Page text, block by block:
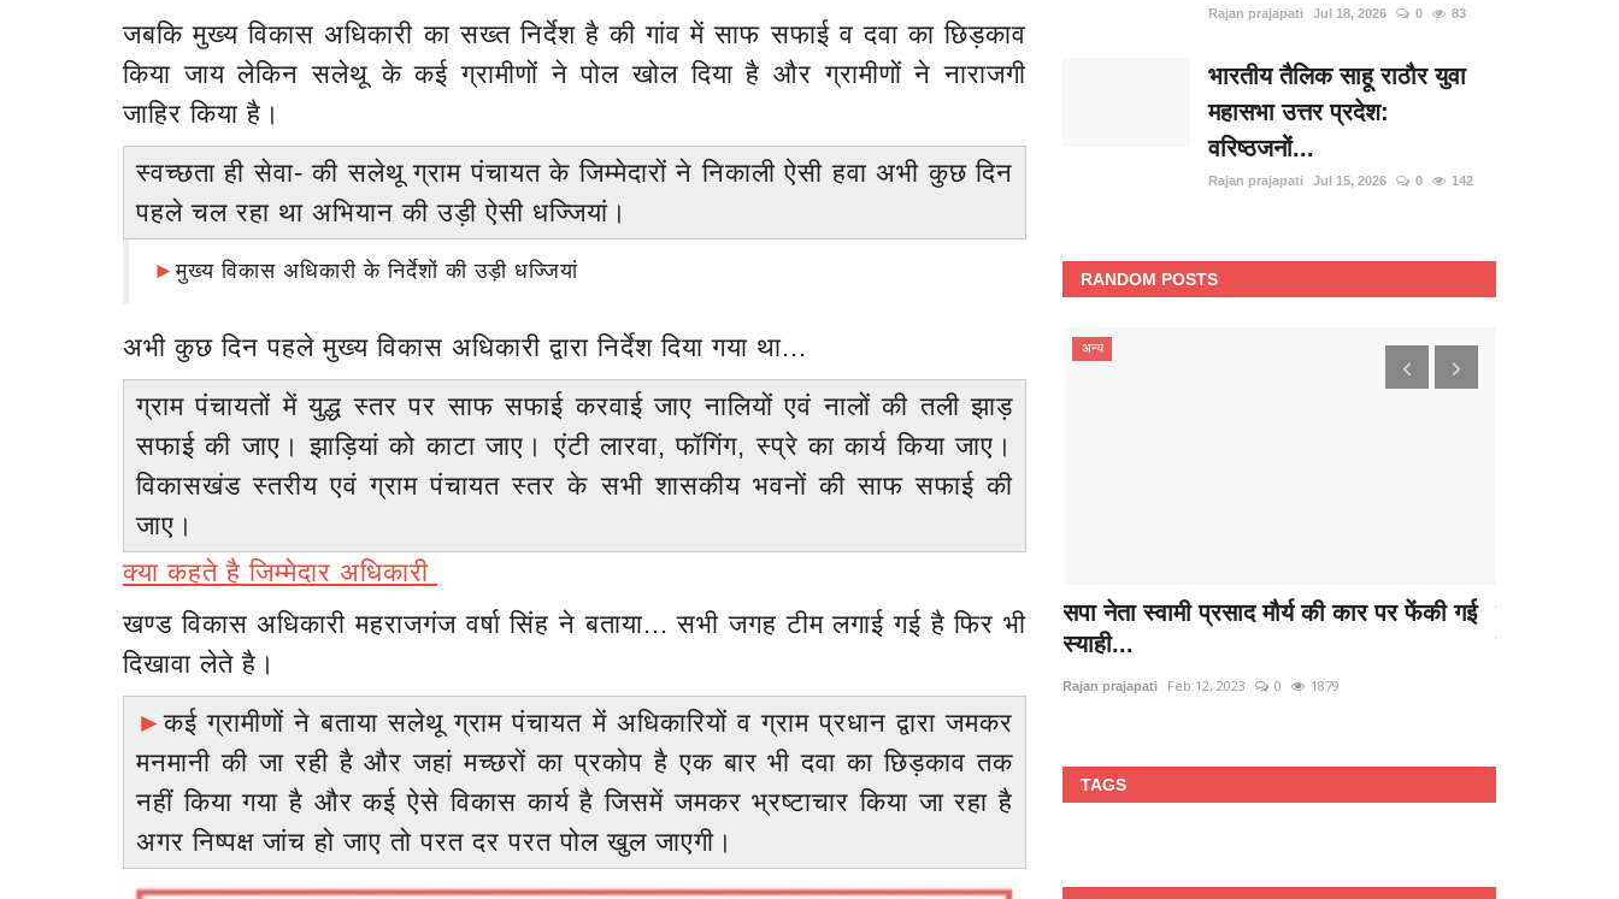
जबकि मुख्य विकास अधिकारी का सख्त निर्देश है की गांव में साफ सफाई व दवा का छिड़काव
किया जाय लेकिन सलेथू के कई ग्रामीणों ने पोल खोल दिया है और ग्रामीणों ने नाराजगी
जाहिर किया है।
स्वच्छता ही सेवा- की सलेथू ग्राम पंचायत के जिम्मेदारों ने निकाली ऐसी हवा अभी कुछ दिन
पहले चल रहा था अभियान की उड़ी ऐसी धज्जियां।
►मुख्य विकास अधिकारी के निर्देशों की उड़ी धज्जियां
अभी कुछ दिन पहले मुख्य विकास अधिकारी द्वारा निर्देश दिया गया था...
ग्राम पंचायतों में युद्ध स्तर पर साफ सफाई करवाई जाए नालियों एवं नालों की तली झाड़
सफाई की जाए। झाड़ियां को काटा जाए। एंटी लारवा, फॉगिंग, स्प्रे का कार्य किया जाए।
विकासखंड स्तरीय एवं ग्राम पंचायत स्तर के सभी शासकीय भवनों की साफ सफाई की
जाए।
क्या कहते है जिम्मेदार अधिकारी
खण्ड विकास अधिकारी महराजगंज वर्षा सिंह ने बताया... सभी जगह टीम लगाई गई है फिर भी
दिखावा लेते है।
►कई ग्रामीणों ने बताया सलेथू ग्राम पंचायत में अधिकारियों व ग्राम प्रधान द्वारा जमकर
मनमानी की जा रही है और जहां मच्छरों का प्रकोप है एक बार भी दवा का छिड़काव तक
नहीं किया गया है और कई ऐसे विकास कार्य है जिसमें जमकर भ्रष्टाचार किया जा रहा है
अगर निष्पक्ष जांच हो जाए तो परत दर परत पोल खुल जाएगी।
Rajan prajapati Jul 18, 2026 0 83
भारतीय तैलिक साहू राठौर युवा
महासभा उत्तर प्रदेश:
वरिष्ठजनों...
Rajan prajapati Jul 15, 2026 0 142
RANDOM POSTS
का विवादित बयान,
बड़ी खबर
नहीं रहे कॉमेडियन राजू श्रीवास्तव, 10 अगस्त को
आया था हार्ट...
रायबरेली (उत्तर प्रदेश)
ग्राम प्रधानों और रोजगार सेवकों ने सीएम को भेजा
अन्य
सपा नेता स्वामी प्रसाद मौर्य की कार पर फेंकी गई
स्याही...
Rajan prajapati Feb 12, 2023 0 1879
TAGS